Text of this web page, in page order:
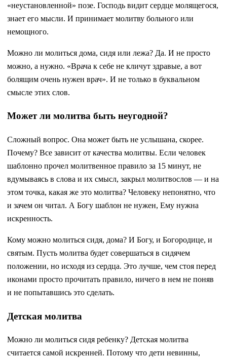
«неустановленной» позе. Господь видит сердце молящегося,
знает его мысли. И принимает молитву больного или
немощного.
Можно ли молиться дома, сидя или лежа? Да. И не просто
можно, а нужно. «Врача к себе не кличут здравые, а вот
болящим очень нужен врач». И не только в буквальном
смысле этих слов.
Может ли молитва быть неугодной?
Сложный вопрос. Она может быть не услышана, скорее.
Почему? Все зависит от качества молитвы. Если человек
шаблонно прочел молитвенное правило за 15 минут, не
вдумываясь в слова и их смысл, закрыл молитвослов — и на
этом точка, какая же это молитва? Человеку непонятно, что
и зачем он читал. А Богу шаблон не нужен, Ему нужна
искренность.
Кому можно молиться сидя, дома? И Богу, и Богородице, и
святым. Пусть молитва будет совершаться в сидячем
положении, но исходя из сердца. Это лучше, чем стоя перед
иконами просто прочитать правило, ничего в нем не поняв
и не попытавшись это сделать.
Детская молитва
Можно ли молиться сидя ребенку? Детская молитва
считается самой искренней. Потому что дети невинны,